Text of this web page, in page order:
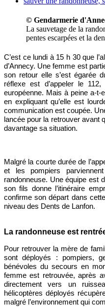
© Gendarmerie
La sauvetage de la
pentes escarpées et la
C’est ce lundi à 15 h 30 que
d’Annecy. Une femme est
son retour elle s’est égarée
réflexe est d’appeler le
européenne. Mais à peine a-t-
en expliquant qu’elle est
communication est coupée.
lancée pour la retrouver avant
davantage sa situation.
Malgré la courte durée de
et les pompiers
randonneuse. Une équipe est
son fils donne l’itinéraire
confirme son départ dans
niveau des Dents de Lanfon.
La randonneuse est
Pour retrouver la mère de
sont déployés : pompiers,
bénévoles du secours en
femme est retrouvée, après
directement vers un
hélicoptères déployés
malgré l’environnement qui